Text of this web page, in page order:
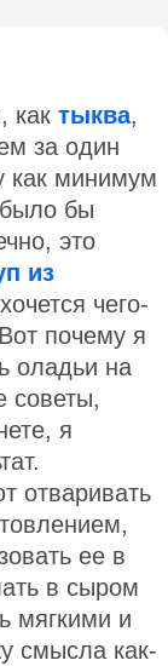
как тыква,
за один
как минимум
бы
это
из
чего-
почему я
оладьи на
советы,
я
отваривать
ее в
в сыром
мягкими и
смысла как-